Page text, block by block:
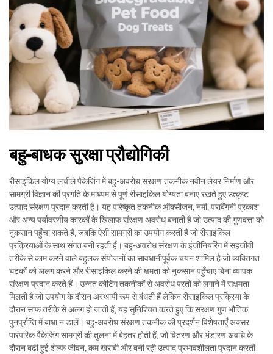
बहु-बाधक सुरक्षा प्रौद्योगिकी
रीसाइकिल योग्य लचीले पैकेजिंग में बहु-अवरोध संरक्षण तकनीक नवीन लेयर निर्माण और
सामग्री विज्ञान की प्रगति के माध्यम से पूर्ण रीसाइकिल योग्यता बनाए रखते हुए उत्कृष्ट
उत्पाद संरक्षण प्रदान करती है। यह परिष्कृत तकनीक ऑक्सीजन, नमी, पराबैंगनी प्रकाश
और अन्य पर्यावरणीय कारकों के खिलाफ संरक्षण अवरोध बनाती है जो उत्पाद की गुणवत्ता को
नुकसान पहुँचा सकते हैं, जबकि ऐसी सामग्री का उपयोग करती है जो रीसाइकिल
प्रक्रियाओं के साथ संगत बनी रहती हैं। बहु-अवरोध संरक्षण के इंजीनियरिंग में सहजीवी
तरीके से काम करने वाले बहुलक संयोजनों का सावधानीपूर्वक चयन शामिल है जो व्यक्तिगत
घटकों को अलग करने और रीसाइकिल करने की क्षमता को नुकसान पहुँचाए बिना व्यापक
संरक्षण प्रदान करते हैं। उन्नत कोटिंग तकनीकों से अवरोध परतों को लगाने में सक्षमता
मिलती है जो उपयोग के दौरान अस्थायी रूप से बंधती हैं लेकिन रीसाइकिल प्रक्रिया के
दौरान साफ तरीके से अलग हो जाती हैं, यह सुनिश्चित करते हुए कि संरक्षण गुण भौतिक
पुनर्प्राप्ति में बाधा न डालें। बहु-अवरोध संरक्षण तकनीक की प्रदर्शन विशेषताएँ अक्सर
पारंपरिक पैकेजिंग सामग्री की तुलना में बेहतर होती हैं, जो वितरण और भंडारण अवधि के
दौरान बढ़ी हुई शेल्फ जीवन, कम खराबी और बनी रही उत्पाद प्रभावशीलता प्रदान करती